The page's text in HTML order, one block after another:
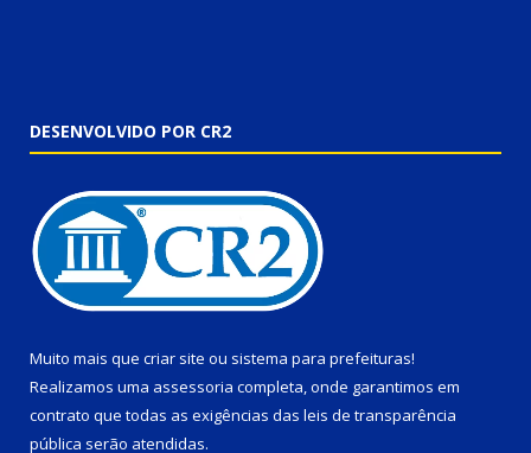
DESENVOLVIDO POR CR2
Muito mais que criar site ou sistema para prefeituras!
Realizamos uma assessoria completa, onde garantimos em
contrato que todas as exigências das leis de transparência
pública serão atendidas.